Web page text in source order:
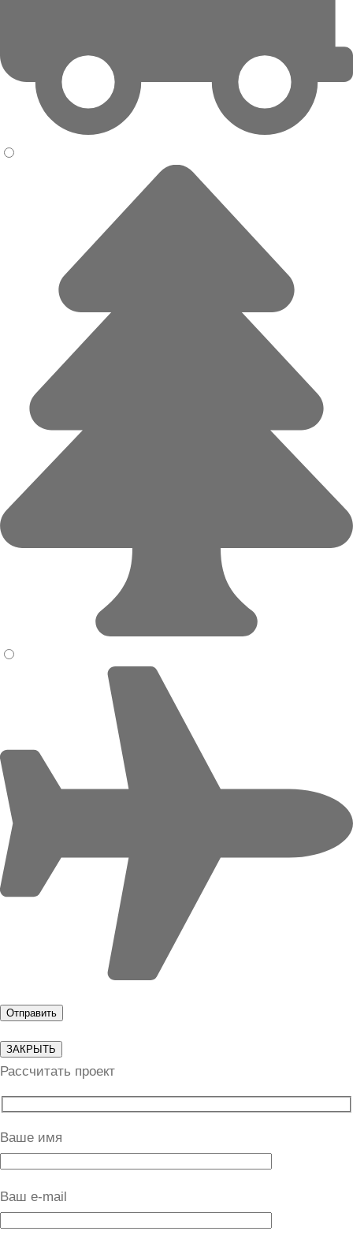
ЗАКРЫТЬ
Рассчитать проект
Ваше имя
Ваш e-mail